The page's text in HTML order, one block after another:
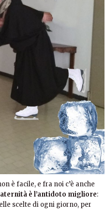
è facile, e fra noi c’è anche
è l’antidoto migliore:
scelte di ogni giorno, per